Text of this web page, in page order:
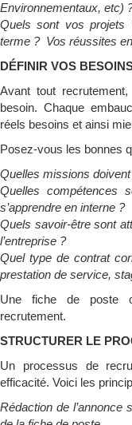
Environnementaux, etc)
Quels sont vos projets
terme ? Vos réussites
DÉFINIR VOS
Avant tout
besoin. Chaque
réels besoins et ainsi
Posez-vous les bonnes
Quelles missions
Quelles compétences
s’apprendre en interne ?
Quels savoir-être sont
l’entreprise ?
Quel type de contrat
prestation de service,
Une fiche de poste
recrutement.
STRUCTURER LE
Un processus de
efficacité. Voici les
Rédaction de l’annonce